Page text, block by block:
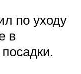
по уходу
в